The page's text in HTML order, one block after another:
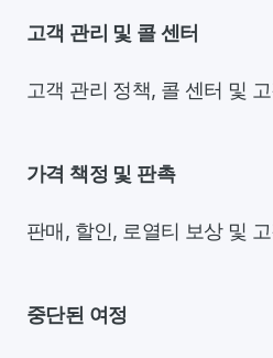
고객 관리 및 콜 센터
고객 관리 정책, 콜 센터 및
가격 책정 및 판촉
판매, 할인, 로열티 보상 및
중단된 여정